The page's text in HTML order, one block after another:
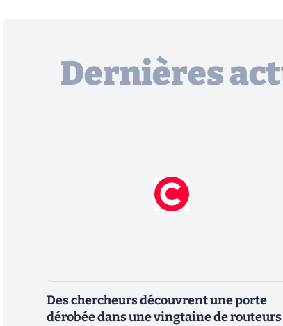
Dernières
Des chercheurs découvrent une porte
dérobée dans une vingtaine de routeurs